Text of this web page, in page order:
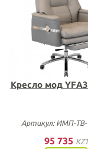
Кресло мод
Артикул: ИМП-ТВ-
95 735 KZT